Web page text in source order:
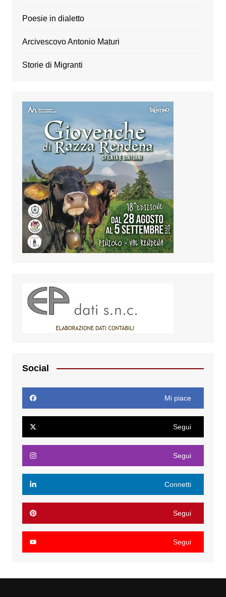
Poesie in dialetto
Arcivescovo Antonio Maturi
Storie di Migranti
Social
Mi piace
Segui
Segui
Connetti
Segui
Segui